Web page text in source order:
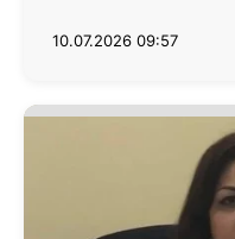
10.07.2026 09:57